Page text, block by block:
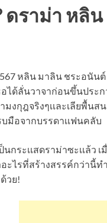
ดราม่า หลิ
หลิน มาลิน ชระอนัน
ได้ลั่นวาจาก่อนขึ้นประ
มงกุฎจริงๆเเละเลียพื้น
มือจากบรรดาเเฟนคลับ
นกระเเสดราม่าซะเเล้ว
ะไรที่สร้างสรรค์กว่านี้ท
วย!